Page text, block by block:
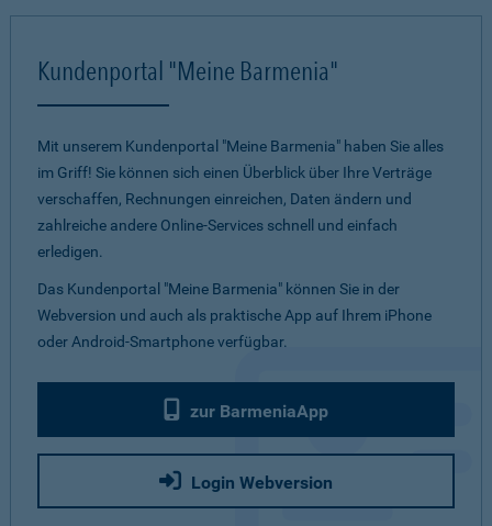
Kundenportal "Meine Barmenia"
Mit unserem Kundenportal "Meine Barmenia" haben Sie alles
im Griff! Sie können sich einen Überblick über Ihre Verträge
verschaffen, Rechnungen einreichen, Daten ändern und
zahlreiche andere Online-Services schnell und einfach
erledigen.
Das Kundenportal "Meine Barmenia" können Sie in der
Webversion und auch als praktische App auf Ihrem iPhone
oder Android-Smartphone verfügbar.
zur BarmeniaApp
Login Webversion